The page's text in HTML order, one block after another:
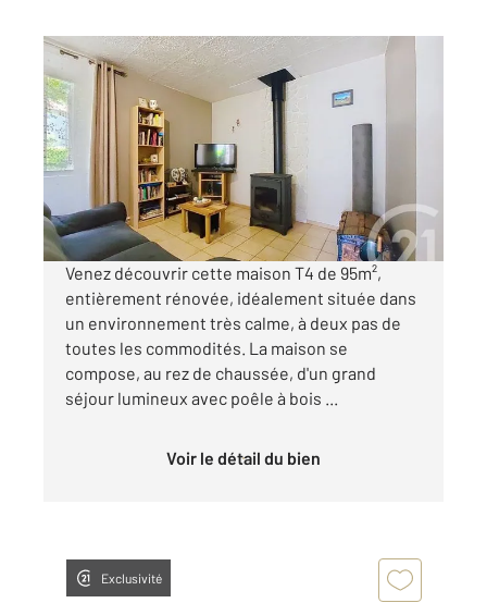
PRAT BONREPAUX 09
95,25 m 2
, 4 pièces
Ref : 9738
Maison à vendre
109 000 €
Visiter le site dédié
Venez découvrir cette maison T4 de 95m²,
entièrement rénovée, idéalement située dans
un environnement très calme, à deux pas de
toutes les commodités. La maison se
compose, au rez de chaussée, d'un grand
séjour lumineux avec poêle à bois ...
Voir le détail du bien
Exclusivité